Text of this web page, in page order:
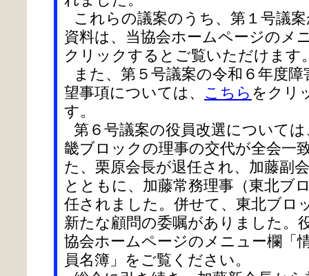
これらの議案のうち、第１号議
資料は、当協会ホームページのメ
クリックするとご覧いただけます
また、第５号議案の令和６年度
望事項については、 こちら をクリ
す。
第６号議案の役員改選について
畿ブロックの理事の交代が全会一
た、栗原会長が退任され、加藤副
とともに、加藤常務理事（東北ブ
任されました。併せて、東北ブロ
新たな顧問の委嘱がありました。
協会ホームページのメニュー欄「
員名簿」をご覧ください。